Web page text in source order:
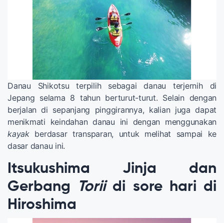
Danau Shikotsu terpilih sebagai danau terjernih di
Jepang selama 8 tahun berturut-turut. Selain dengan
berjalan di sepanjang pinggirannya, kalian juga dapat
menikmati keindahan danau ini dengan menggunakan
kayakberdasar transparan, untuk melihat sampai ke
dasar danau ini.
Itsukushima Jinja dan
Gerbang
Toriidi sore hari di
Hiroshima